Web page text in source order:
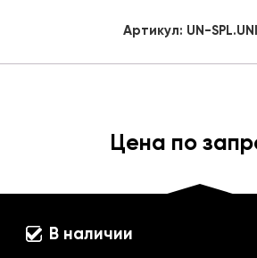
Артикул: UN-
Цена по
В наличии